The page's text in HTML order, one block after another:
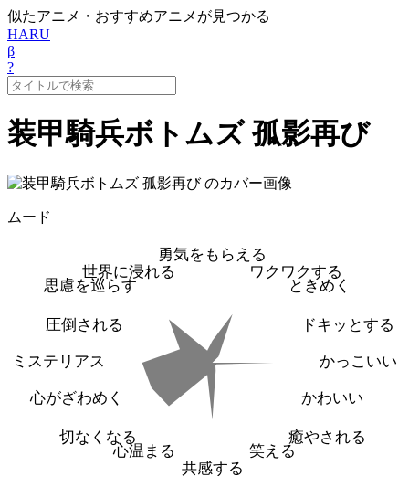
似たアニメ・おすすめアニメが見つかる
HARU
β
?
装甲騎兵ボトムズ 孤影再び
ムード
勇気をもらえる
ワクワクする
ときめく
ドキッとする
かっこいい
かわいい
癒やされる
笑える
共感する
心温まる
切なくなる
心がざわめく
ミステリアス
圧倒される
思慮を巡らす
世界に浸れる